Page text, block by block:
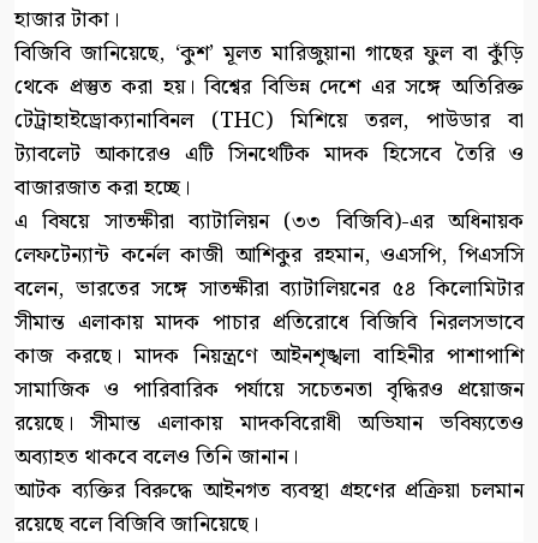
হাজার টাকা।
বিজিবি জানিয়েছে, ‘কুশ’ মূলত মারিজুয়ানা গাছের ফুল বা কুঁড়ি
থেকে প্রস্তুত করা হয়। বিশ্বের বিভিন্ন দেশে এর সঙ্গে অতিরিক্ত
টেট্রাহাইড্রোক্যানাবিনল (THC) মিশিয়ে তরল, পাউডার বা
ট্যাবলেট আকারেও এটি সিনথেটিক মাদক হিসেবে তৈরি ও
বাজারজাত করা হচ্ছে।
এ বিষয়ে সাতক্ষীরা ব্যাটালিয়ন (৩৩ বিজিবি)-এর অধিনায়ক
লেফটেন্যান্ট কর্নেল কাজী আশিকুর রহমান, ওএসপি, পিএসসি
বলেন, ভারতের সঙ্গে সাতক্ষীরা ব্যাটালিয়নের ৫৪ কিলোমিটার
সীমান্ত এলাকায় মাদক পাচার প্রতিরোধে বিজিবি নিরলসভাবে
কাজ করছে। মাদক নিয়ন্ত্রণে আইনশৃঙ্খলা বাহিনীর পাশাপাশি
সামাজিক ও পারিবারিক পর্যায়ে সচেতনতা বৃদ্ধিরও প্রয়োজন
রয়েছে। সীমান্ত এলাকায় মাদকবিরোধী অভিযান ভবিষ্যতেও
অব্যাহত থাকবে বলেও তিনি জানান।
আটক ব্যক্তির বিরুদ্ধে আইনগত ব্যবস্থা গ্রহণের প্রক্রিয়া চলমান
রয়েছে বলে বিজিবি জানিয়েছে।